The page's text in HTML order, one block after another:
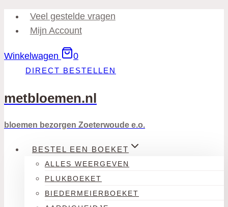
Doorgaan
naar
Veel gestelde vragen
Mijn Account
Winkelwagen 0
DIRECT BESTELLEN
metbloemen.nl
bloemen bezorgen Zoeterwoude e.o.
BESTEL EEN BOEKET
ALLES WEERGEVEN
PLUKBOEKET
BIEDERMEIERBOEKET